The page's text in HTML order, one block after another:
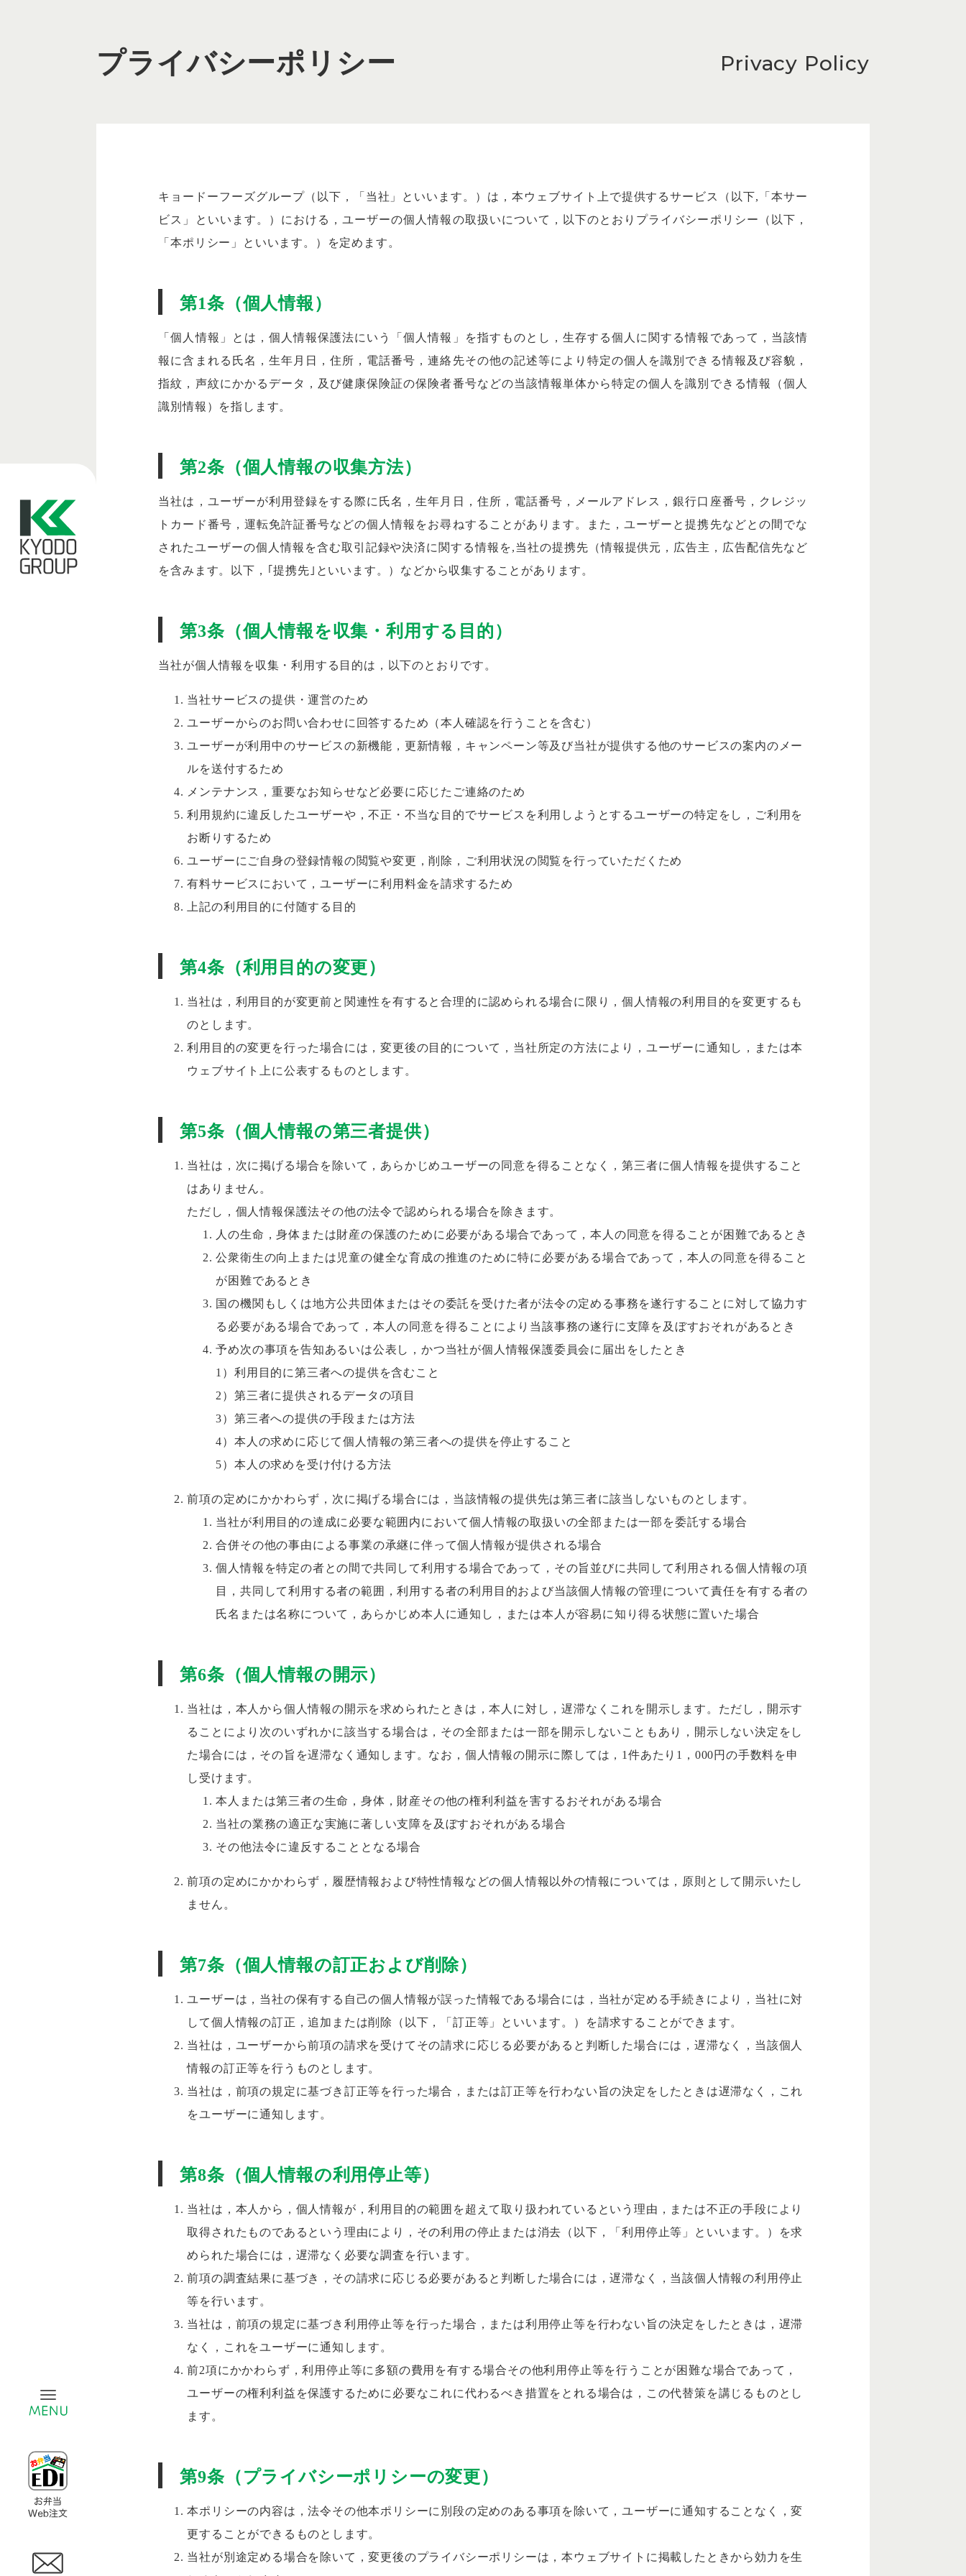
ナビゲーションを切り替え
プライバシーポリシー Privacy Policy
キョードーフーズグループ（以下，「当社」といいます。）は，本ウェブサイト上で提供するサービス（以下,「本サー
ビス」といいます。）における，ユーザーの個人情報の取扱いについて，以下のとおりプライバシーポリシー（以下，
「本ポリシー」といいます。）を定めます。
第1条（個人情報）
「個人情報」とは，個人情報保護法にいう「個人情報」を指すものとし，生存する個人に関する情報であって，当該情
報に含まれる氏名，生年月日，住所，電話番号，連絡先その他の記述等により特定の個人を識別できる情報及び容貌，
指紋，声紋にかかるデータ，及び健康保険証の保険者番号などの当該情報単体から特定の個人を識別できる情報（個人
識別情報）を指します。
第2条（個人情報の収集方法）
当社は，ユーザーが利用登録をする際に氏名，生年月日，住所，電話番号，メールアドレス，銀行口座番号，クレジッ
トカード番号，運転免許証番号などの個人情報をお尋ねすることがあります。また，ユーザーと提携先などとの間でな
されたユーザーの個人情報を含む取引記録や決済に関する情報を,当社の提携先（情報提供元，広告主，広告配信先など
を含みます。以下，｢提携先｣といいます。）などから収集することがあります。
第3条（個人情報を収集・利用する目的）
当社が個人情報を収集・利用する目的は，以下のとおりです。
当社サービスの提供・運営のため
ユーザーからのお問い合わせに回答するため（本人確認を行うことを含む）
ユーザーが利用中のサービスの新機能，更新情報，キャンペーン等及び当社が提供する他のサービスの案内のメー
ルを送付するため
メンテナンス，重要なお知らせなど必要に応じたご連絡のため
利用規約に違反したユーザーや，不正・不当な目的でサービスを利用しようとするユーザーの特定をし，ご利用を
お断りするため
ユーザーにご自身の登録情報の閲覧や変更，削除，ご利用状況の閲覧を行っていただくため
有料サービスにおいて，ユーザーに利用料金を請求するため
上記の利用目的に付随する目的
第4条（利用目的の変更）
当社は，利用目的が変更前と関連性を有すると合理的に認められる場合に限り，個人情報の利用目的を変更するも
のとします。
利用目的の変更を行った場合には，変更後の目的について，当社所定の方法により，ユーザーに通知し，または本
ウェブサイト上に公表するものとします。
第5条（個人情報の第三者提供）
当社は，次に掲げる場合を除いて，あらかじめユーザーの同意を得ることなく，第三者に個人情報を提供すること
はありません。
ただし，個人情報保護法その他の法令で認められる場合を除きます。
人の生命，身体または財産の保護のために必要がある場合であって，本人の同意を得ることが困難であるとき
公衆衛生の向上または児童の健全な育成の推進のために特に必要がある場合であって，本人の同意を得ること
が困難であるとき
国の機関もしくは地方公共団体またはその委託を受けた者が法令の定める事務を遂行することに対して協力す
る必要がある場合であって，本人の同意を得ることにより当該事務の遂行に支障を及ぼすおそれがあるとき
予め次の事項を告知あるいは公表し，かつ当社が個人情報保護委員会に届出をしたとき
1）利用目的に第三者への提供を含むこと
2）第三者に提供されるデータの項目
3）第三者への提供の手段または方法
4）本人の求めに応じて個人情報の第三者への提供を停止すること
5）本人の求めを受け付ける方法
前項の定めにかかわらず，次に掲げる場合には，当該情報の提供先は第三者に該当しないものとします。
当社が利用目的の達成に必要な範囲内において個人情報の取扱いの全部または一部を委託する場合
合併その他の事由による事業の承継に伴って個人情報が提供される場合
個人情報を特定の者との間で共同して利用する場合であって，その旨並びに共同して利用される個人情報の項
目，共同して利用する者の範囲，利用する者の利用目的および当該個人情報の管理について責任を有する者の
氏名または名称について，あらかじめ本人に通知し，または本人が容易に知り得る状態に置いた場合
第6条（個人情報の開示）
当社は，本人から個人情報の開示を求められたときは，本人に対し，遅滞なくこれを開示します。ただし，開示す
ることにより次のいずれかに該当する場合は，その全部または一部を開示しないこともあり，開示しない決定をし
た場合には，その旨を遅滞なく通知します。なお，個人情報の開示に際しては，1件あたり1，000円の手数料を申
し受けます。
本人または第三者の生命，身体，財産その他の権利利益を害するおそれがある場合
当社の業務の適正な実施に著しい支障を及ぼすおそれがある場合
その他法令に違反することとなる場合
前項の定めにかかわらず，履歴情報および特性情報などの個人情報以外の情報については，原則として開示いたし
ません。
第7条（個人情報の訂正および削除）
ユーザーは，当社の保有する自己の個人情報が誤った情報である場合には，当社が定める手続きにより，当社に対
して個人情報の訂正，追加または削除（以下，「訂正等」といいます。）を請求することができます。
当社は，ユーザーから前項の請求を受けてその請求に応じる必要があると判断した場合には，遅滞なく，当該個人
情報の訂正等を行うものとします。
当社は，前項の規定に基づき訂正等を行った場合，または訂正等を行わない旨の決定をしたときは遅滞なく，これ
をユーザーに通知します。
第8条（個人情報の利用停止等）
当社は，本人から，個人情報が，利用目的の範囲を超えて取り扱われているという理由，または不正の手段により
取得されたものであるという理由により，その利用の停止または消去（以下，「利用停止等」といいます。）を求
められた場合には，遅滞なく必要な調査を行います。
前項の調査結果に基づき，その請求に応じる必要があると判断した場合には，遅滞なく，当該個人情報の利用停止
等を行います。
当社は，前項の規定に基づき利用停止等を行った場合，または利用停止等を行わない旨の決定をしたときは，遅滞
なく，これをユーザーに通知します。
前2項にかかわらず，利用停止等に多額の費用を有する場合その他利用停止等を行うことが困難な場合であって，
ユーザーの権利利益を保護するために必要なこれに代わるべき措置をとれる場合は，この代替策を講じるものとし
ます。
第9条（プライバシーポリシーの変更）
本ポリシーの内容は，法令その他本ポリシーに別段の定めのある事項を除いて，ユーザーに通知することなく，変
更することができるものとします。
当社が別途定める場合を除いて，変更後のプライバシーポリシーは，本ウェブサイトに掲載したときから効力を生